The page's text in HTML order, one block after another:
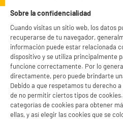
en tienda en 1 hora.
current-store
LEGANÉS, MADRID
Cortapelo con
mini
Sobre la confidencialidad
Cuando visitas un sitio web, los datos
recuperarse de tu navegador,
información puede estar relacionada
dispositivo y se utiliza principalmente
funcione correctamente. Por lo
directamente, pero puede brindarte
Debido a que respetamos tu derecho
de no permitir ciertos tipos de
categorías de cookies para obtener
ellas, y así elegir las cookies que se